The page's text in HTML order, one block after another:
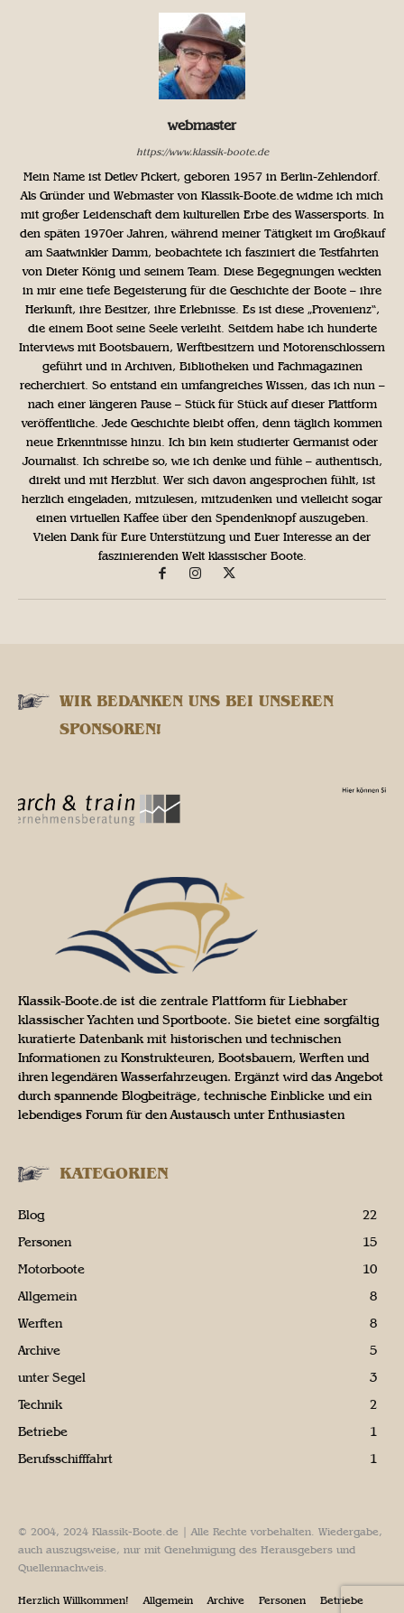
webmaster
https://www.klassik-boote.de
Mein Name ist Detlev Pickert, geboren 1957 in Berlin-Zehlendorf.
Als Gründer und Webmaster von Klassik-Boote.de widme ich mich
mit großer Leidenschaft dem kulturellen Erbe des Wassersports. In
den späten 1970er Jahren, während meiner Tätigkeit im Großkauf
am Saatwinkler Damm, beobachtete ich fasziniert die Testfahrten
von Dieter König und seinem Team. Diese Begegnungen weckten
in mir eine tiefe Begeisterung für die Geschichte der Boote – ihre
Herkunft, ihre Besitzer, ihre Erlebnisse. Es ist diese „Provenienz“,
die einem Boot seine Seele verleiht. Seitdem habe ich hunderte
Interviews mit Bootsbauern, Werftbesitzern und Motorenschlossern
geführt und in Archiven, Bibliotheken und Fachmagazinen
recherchiert. So entstand ein umfangreiches Wissen, das ich nun –
nach einer längeren Pause – Stück für Stück auf dieser Plattform
veröffentliche. Jede Geschichte bleibt offen, denn täglich kommen
neue Erkenntnisse hinzu. Ich bin kein studierter Germanist oder
Journalist. Ich schreibe so, wie ich denke und fühle – authentisch,
direkt und mit Herzblut. Wer sich davon angesprochen fühlt, ist
herzlich eingeladen, mitzulesen, mitzudenken und vielleicht sogar
einen virtuellen Kaffee über den Spendenknopf auszugeben.
Vielen Dank für Eure Unterstützung und Euer Interesse an der
faszinierenden Welt klassischer Boote.
WIR BEDANKEN UNS BEI UNSEREN
SPONSOREN!
Klassik-Boote.de ist die zentrale Plattform für Liebhaber
klassischer Yachten und Sportboote. Sie bietet eine sorgfältig
kuratierte Datenbank mit historischen und technischen
Informationen zu Konstrukteuren, Bootsbauern, Werften und
ihren legendären Wasserfahrzeugen. Ergänzt wird das Angebot
durch spannende Blogbeiträge, technische Einblicke und ein
lebendiges Forum für den Austausch unter Enthusiasten
KATEGORIEN
Blog
22
Personen
15
Motorboote
10
Allgemein
8
Werften
8
Archive
5
unter Segel
3
Technik
2
Betriebe
1
Berufsschifffahrt
1
© 2004, 2024 Klassik-Boote.de | Alle Rechte vorbehalten. Wiedergabe,
auch auszugsweise, nur mit Genehmigung des Herausgebers und
Quellennachweis.
Herzlich Willkommen! Allgemein Archive Personen
Betriebe